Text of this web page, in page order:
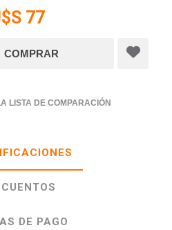
77
LISTA DE COMPARACIÓN
DE PAGO